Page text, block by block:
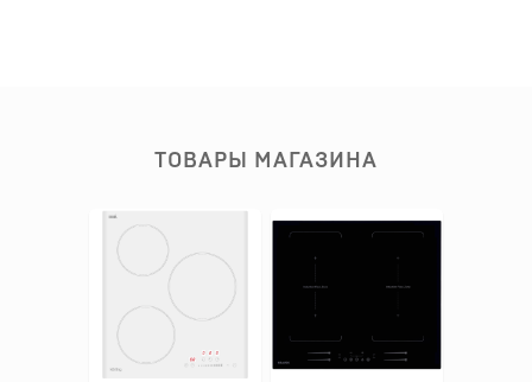
ТОВАРЫ МАГАЗИНА